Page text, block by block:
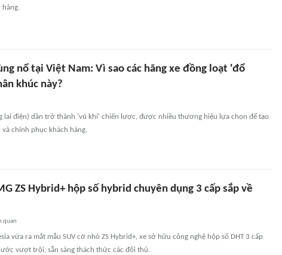
hàng.
nổ tại Việt Nam: Vì sao các hãng xe đồng loạt 'đổ
khúc này?
lai điện) dần trở thành 'vũ khí' chiến lược, được nhiều thương hiệu lựa chọn để tạo
chinh phục khách hàng.
ZS Hybrid+ hộp số hybrid chuyên dụng 3 cấp sắp về
quan
vừa ra mắt mẫu SUV cỡ nhỏ ZS Hybrid+, xe sở hữu công nghệ hộp số DHT 3 cấp
vượt trội, sẵn sàng thách thức các đối thủ.